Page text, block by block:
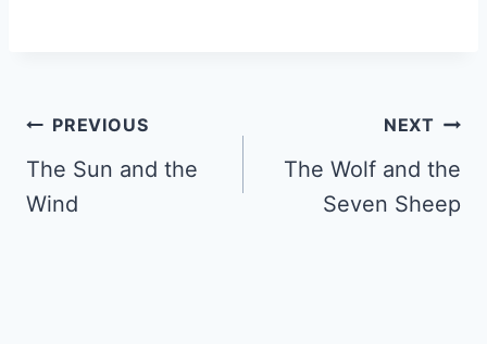
PREVIOUS
The Sun and the
Wind
NEXT
The Wolf and the
Seven Sheep